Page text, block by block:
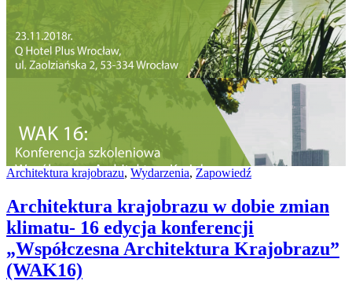
Architektura krajobrazu, Wydarzenia, Zapowiedź
Architektura krajobrazu w dobie zmian
klimatu- 16 edycja konferencji
„Współczesna Architektura Krajobrazu”
(WAK16)